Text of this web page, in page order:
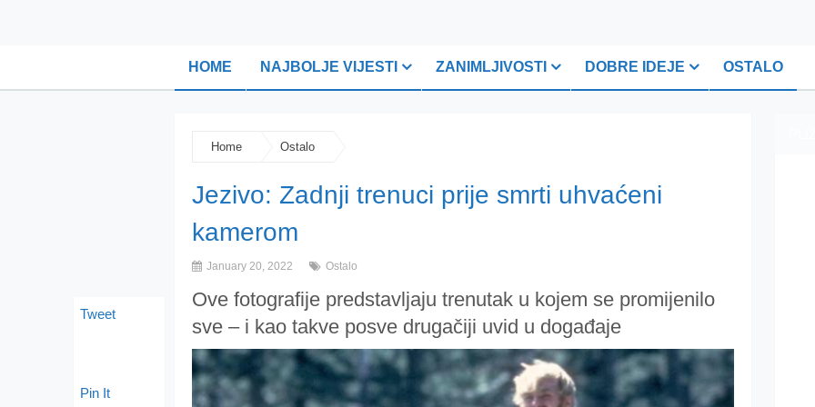
HOME NAJBOLJE VIJESTI ZANIMLJIVOSTI DOBRE IDEJE OSTALO
Home Ostalo
Jezivo: Zadnji trenuci prije smrti uhvaćeni
kamerom
January 20, 2022 Ostalo
Ove fotografije predstavljaju trenutak u kojem se promijenilo
sve – i kao takve posve drugačiji uvid u događaje
Tweet
Pin It